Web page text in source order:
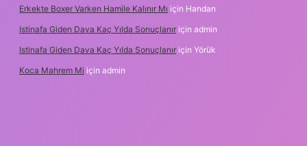
Erkekte Boxer Varken Hamile Kalınır Mı için Handan
Istinafa Giden Dava Kaç Yılda Sonuçlanır için admin
Istinafa Giden Dava Kaç Yılda Sonuçlanır için Yörük
Koca Mahrem Mi için admin